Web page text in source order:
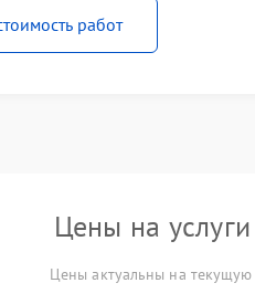
работ
Цены на
Цены актуальны на